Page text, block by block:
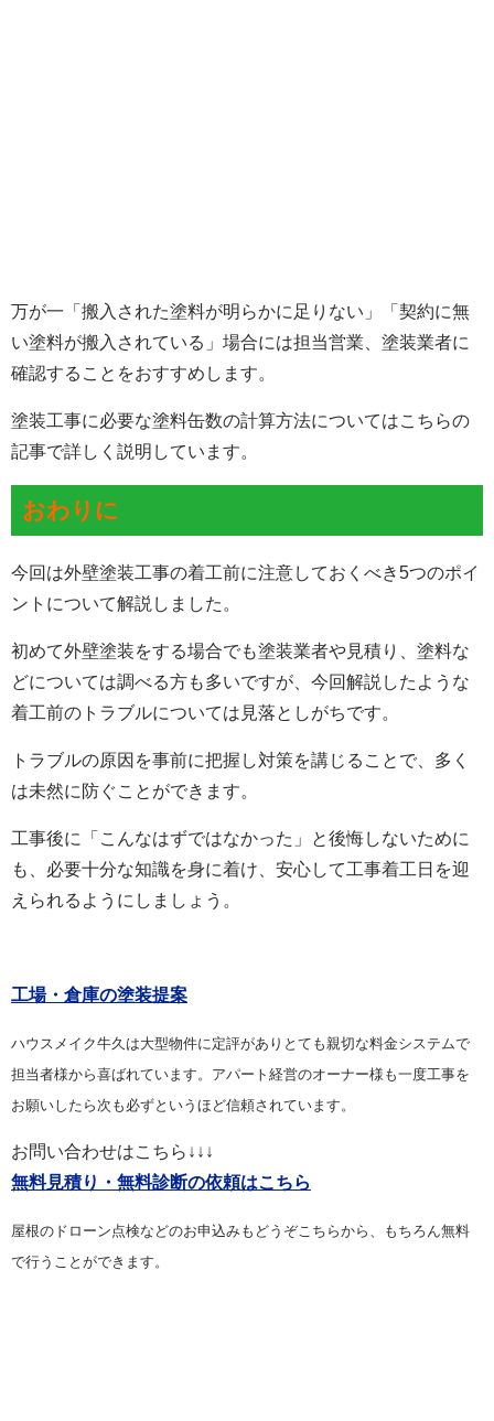
万が一「搬入された塗料が明らかに足りない」「契約に無
い塗料が搬入されている」場合には担当営業、塗装業者に
確認することをおすすめします。
塗装工事に必要な塗料缶数の計算方法についてはこちらの
記事で詳しく説明しています。
おわりに
今回は外壁塗装工事の着工前に注意しておくべき5つのポイ
ントについて解説しました。
初めて外壁塗装をする場合でも塗装業者や見積り、塗料な
どについては調べる方も多いですが、今回解説したような
着工前のトラブルについては見落としがちです。
トラブルの原因を事前に把握し対策を講じることで、多く
は未然に防ぐことができます。
工事後に「こんなはずではなかった」と後悔しないために
も、必要十分な知識を身に着け、安心して工事着工日を迎
えられるようにしましょう。
工場・倉庫の塗装提案
ハウスメイク牛久は大型物件に定評がありとても親切な料金システムで
担当者様から喜ばれています。アパート経営のオーナー様も一度工事を
お願いしたら次も必ずというほど信頼されています。
お問い合わせはこちら↓↓↓
無料見積り・無料診断の依頼はこちら
屋根のドローン点検などのお申込みもどうぞこちらから、もちろん無料
で行うことができます。